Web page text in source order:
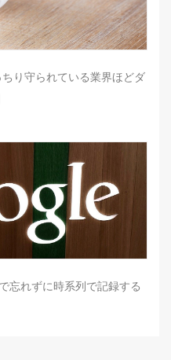
り守られている業界ほどダ
忘れずに時系列で記録する